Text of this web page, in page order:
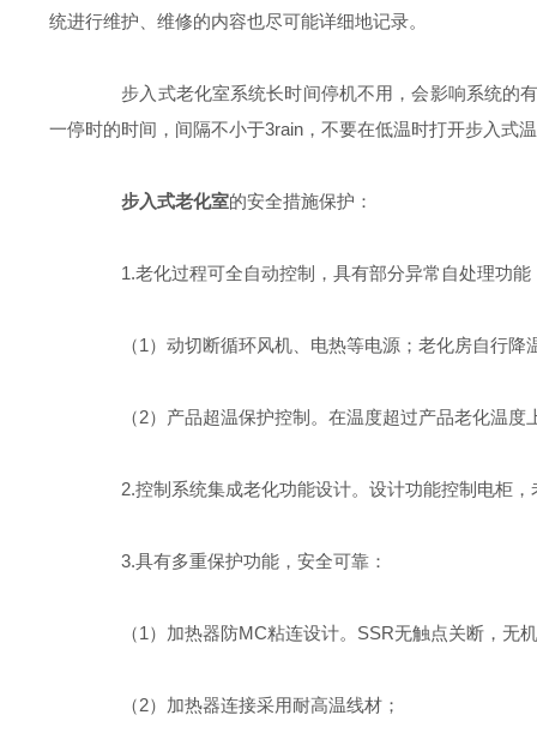
统进行维护、维修的内容也尽可能详细地记录。
步入式老化室系统长时间停机不用，会影响系统的有
一停时的时间，间隔不小于3rain，不要在低温时打开步入式
步入式老化室的安全措施保护：
1.老化过程可全自动控制，具有部分异常自处理功能
（1）动切断循环风机、电热等电源；老化房自行降
（2）产品超温保护控制。在温度超过产品老化温度
2.控制系统集成老化功能设计。设计功能控制电柜，
3.具有多重保护功能，安全可靠：
（1）加热器防MC粘连设计。SSR无触点关断，无
（2）加热器连接采用耐高温线材；